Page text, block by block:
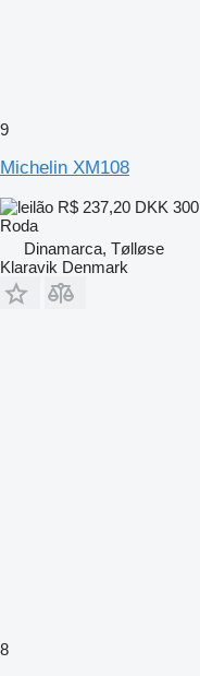
9
Michelin XM108
R$ 237,20 DKK 300
Roda
Dinamarca, Tølløse
Klaravik Denmark
8